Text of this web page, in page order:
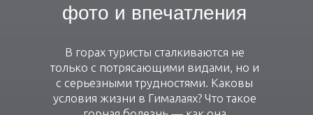
фото и впечатления
В горах туристы сталкиваются не
только с потрясающими видами, но и
с серьезными трудностями. Каковы
условия жизни в Гималаях? Что такое